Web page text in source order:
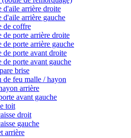
d'aile arrière droite
d'aile arrière gauche
de coffre
de porte arrière droite
de porte arrière gauche
de porte avant droite
de porte avant gauche
brise
de feu malle / hayon
arrière
avant gauche
toit
droit
gauche
arrière